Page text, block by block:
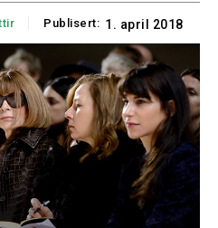
Publisert: 1. april 2018